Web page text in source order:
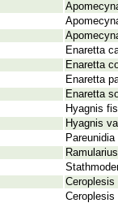
Enaretta
Enaretta
Enaretta
Enaretta
Hyagnis
Hyagnis
Ceroplesis
Ceroplesis